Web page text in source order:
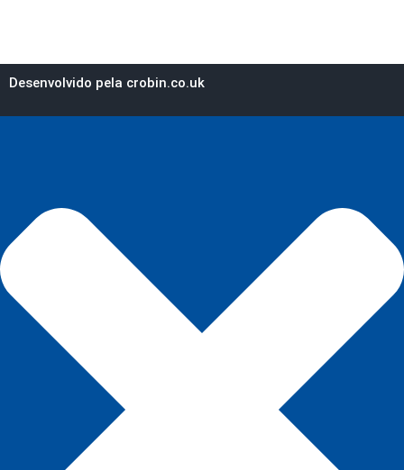
Desenvolvido pela crobin.co.uk